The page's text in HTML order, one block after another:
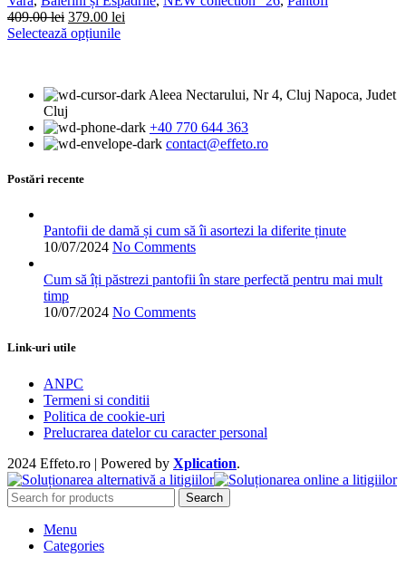
în
pagina
produsului.
409.00lei Prețul
inițial
379.00 lei
Selectează opțiunileAcest
multe
Opțiunile
pot
produsului.
Aleea Nectarului, Nr 4, Cluj Napoca, Judet
Cluj
+40 770 644 363
contact@effeto.ro
Postări recente
Pantofii de damă și cum să îi asortezi la diferite ținute
10/07/2024 No Comments
Cum să îți păstrezi pantofii în stare perfectă pentru mai mult
timp
10/07/2024 No Comments
Link-uri utile
ANPC
Termeni si conditii
Politica de cookie-uri
Prelucrarea datelor cu caracter personal
2024 Effeto.ro | Powered by Xplication.
Search
Menu
Categories